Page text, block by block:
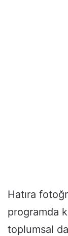
Hatıra
programda
toplumsal